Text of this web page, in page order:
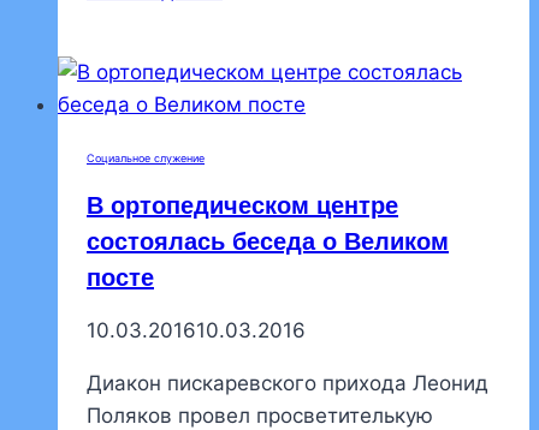
вопросы
о
Рождества
Христова
Социальное служение
В ортопедическом центре
состоялась беседа о Великом
посте
10.03.201610.03.2016
Диакон пискаревского прихода Леонид
Поляков провел просветителькую